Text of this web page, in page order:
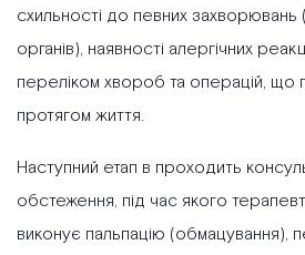
схильності до певних захворювань
органів), наявності алергічних
переліком хвороб та операцій, що
протягом життя.
Наступний етап в проходить
обстеження, під час якого
виконує пальпацію (обмацування),